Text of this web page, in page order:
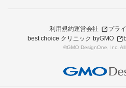
利用規約運営会社
プラ
best choice クリニック byGMO
©GMO DesignOne, Inc. All